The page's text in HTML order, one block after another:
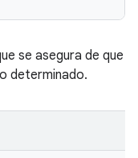
se asegura de que
determinado.